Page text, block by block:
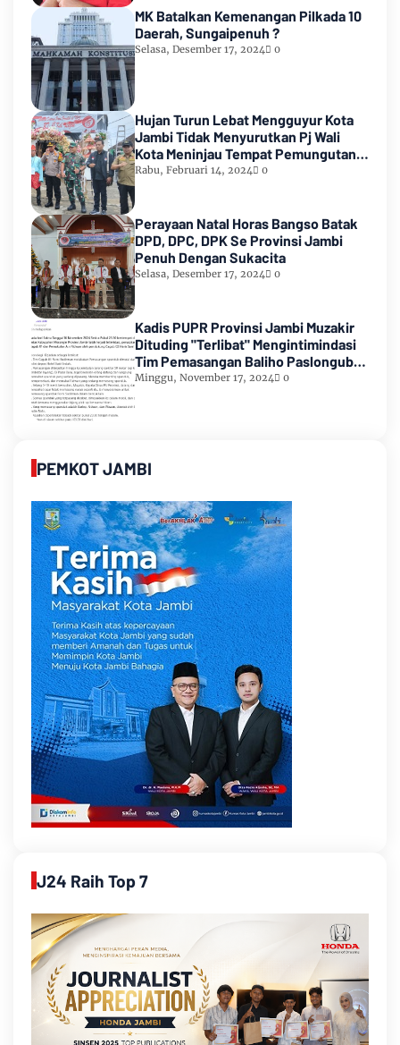
MK Batalkan Kemenangan Pilkada 10
Daerah, Sungaipenuh ?
Selasa, Desember 17, 2024 0
Hujan Turun Lebat Mengguyur Kota
Jambi Tidak Menyurutkan Pj Wali
Kota Meninjau Tempat Pemungutan
Suara Pemilu 2024
Rabu, Februari 14, 2024 0
Perayaan Natal Horas Bangso Batak
DPD, DPC, DPK Se Provinsi Jambi
Penuh Dengan Sukacita
Selasa, Desember 17, 2024 0
Kadis PUPR Provinsi Jambi Muzakir
Dituding "Terlibat" Mengintimindasi
Tim Pemasangan Baliho Paslongub
Romi-Sudirman
Minggu, November 17, 2024 0
PEMKOT JAMBI
J24 Raih Top 7